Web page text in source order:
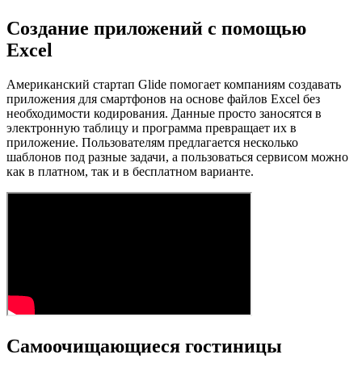
Создание приложений с помощью
Excel
Американский стартап Glide помогает компаниям создавать
приложения для смартфонов на основе файлов Excel без
необходимости кодирования. Данные просто заносятся в
электронную таблицу и программа превращает их в
приложение. Пользователям предлагается несколько
шаблонов под разные задачи, а пользоваться сервисом можно
как в платном, так и в бесплатном варианте.
Самоочищающиеся гостиницы